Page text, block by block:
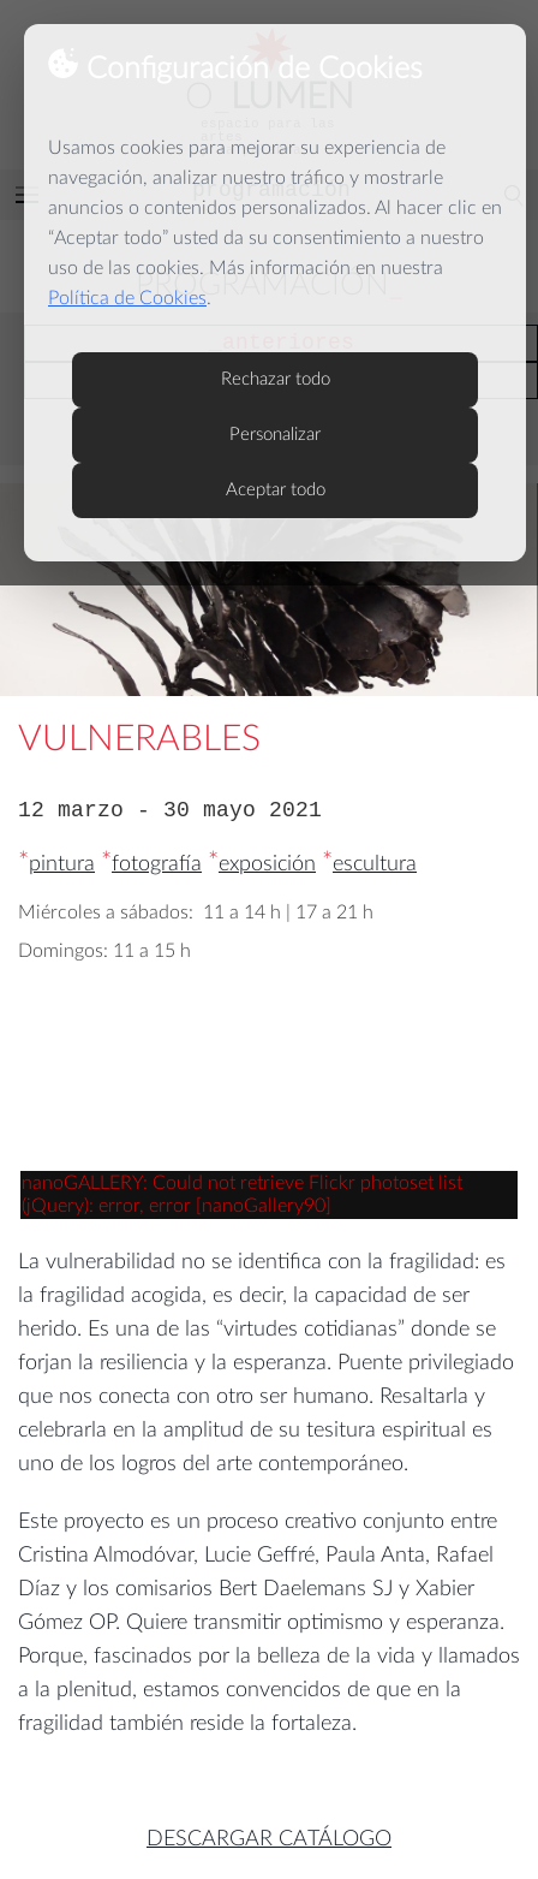
Configuración de Cookies
Usamos cookies para mejorar su experiencia de
navegación, analizar nuestro tráfico y mostrarle
anuncios o contenidos personalizados. Al hacer clic en
“Aceptar todo” usted da su consentimiento a nuestro
uso de las cookies. Más información en nuestra
Política de Cookies.
Rechazar todo
Personalizar
Aceptar todo
y la palabra
programación
PROGRAMACIÓN
actuales
septiembre
VULNERABLES
12 marzo - 30 mayo 2021
*pintura *fotografía *exposición *escultura
Miércoles a sábados: 11 a 14 h | 17 a 21 h
Domingos: 11 a 15 h
nanoGALLERY: Could not retrieve Flickr photoset list
(jQuery): error, error [nanoGallery90]
La vulnerabilidad no se identifica con la fragilidad: es
la fragilidad acogida, es decir, la capacidad de ser
herido. Es una de las “virtudes cotidianas” donde se
forjan la resiliencia y la esperanza. Puente privilegiado
que nos conecta con otro ser humano. Resaltarla y
celebrarla en la amplitud de su tesitura espiritual es
uno de los logros del arte contemporáneo.
Este proyecto es un proceso creativo conjunto entre
Cristina Almodóvar, Lucie Geffré, Paula Anta, Rafael
Díaz y los comisarios Bert Daelemans SJ y Xabier
Gómez OP. Quiere transmitir optimismo y esperanza.
Porque, fascinados por la belleza de la vida y llamados
a la plenitud, estamos convencidos de que en la
fragilidad también reside la fortaleza.
DESCARGAR CATÁLOGO